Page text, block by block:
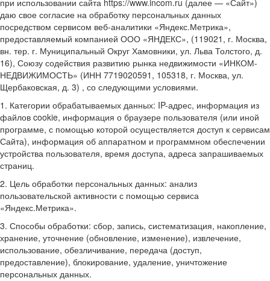
при использовании сайта https://www.incom.ru (далее — «Сайт»)
даю свое согласие на обработку персональных данных
посредством сервисом веб-аналитики «Яндекс.Метрика»,
предоставляемый компанией ООО «ЯНДЕКС», (119021, г. Москва,
вн. тер. г. Муниципальный Округ Хамовники, ул. Льва Толстого, д.
16), Союзу содействия развитию рынка недвижимости «ИНКОМ-
НЕДВИЖИМОСТЬ» (ИНН 7719020591, 105318, г. Москва, ул.
Щербаковская, д. 3) , со следующими условиями.
1. Категории обрабатываемых данных: IP-адрес, информация из
файлов cookie, информация о браузере пользователя (или иной
программе, с помощью которой осуществляется доступ к сервисам
Сайта), информация об аппаратном и программном обеспечении
устройства пользователя, время доступа, адреса запрашиваемых
страниц.
2. Цель обработки персональных данных: анализ
пользовательской активности с помощью сервиса
«Яндекс.Метрика».
3. Способы обработки: сбор, запись, систематизация, накопление,
хранение, уточнение (обновление, изменение), извлечение,
использование, обезличивание, передача (доступ,
предоставление), блокирование, удаление, уничтожение
персональных данных.